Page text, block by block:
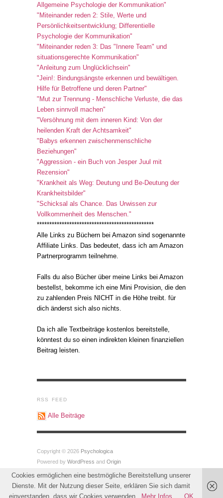
Allgemeine Psychologie der Kommunikation"
"Miteinander reden 2: Stile, Werte und
Persönlichkeitsentwicklung; Differentielle
Psychologie der Kommunikation"
"Miteinander reden 3: Das "Innere Team" und
situationsgerechte Kommunikation"
"Anleitung zum Unglücklichsein"
"Jein!: Bindungsängste erkennen und bewältigen.
Hilfe für Betroffene und deren Partner"
"Mut zur Trennung - Menschliche Verluste, die das
Leben sinnvoll machen"
"Versöhnung mit dem inneren Kind: Von der
heilenden Kraft der Achtsamkeit"
"Babys erkennen zwischenmenschliche
Beziehungen"
"Aggression - ein Buch von Jesper Juul mit
Rezension"
"Krankheit als Weg: Deutung und Be-Deutung der
Krankheitsbilder"
"Schicksal als Chance. Das Urwissen zur
Vollkommenheit des Menschen."
***********************************************
Alle Links zu Büchern bei Amazon sind sogenannte
Affiliate Links. Das bedeutet, dass ich am Amazon
Partnerprogramm teilnehme.
Falls du also Bücher über meine Links bei Amazon
bestellst, bekomme ich eine Mini Provision, die den
zu zahlenden Preis NICHT in die Höhe treibt. für
dich änderst sich also nichts.
Da ich alle Textbeiträge kostenlos bereitstelle,
könntest du so einen indirekten kleinen finanziellen
Beitrag leisten.
RSS FEED
Alle Beiträge
Copyright © 2026 Psychologica
Powered by WordPress and Origin
Cookies ermöglichen eine bestmögliche Bereitstellung unserer
Dienste. Mit der Nutzung dieser Seite, erklären Sie sich damit
einverstanden, dass wir Cookies verwenden.
Mehr Infos OK